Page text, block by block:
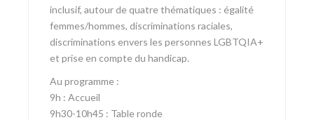
inclusif, autour de quatre thématiques : égalité
femmes/hommes, discriminations raciales,
discriminations envers les personnes LGBTQIA+
et prise en compte du handicap.
Au programme :
9h : Accueil
9h30-10h45 : Table ronde